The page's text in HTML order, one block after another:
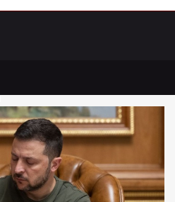
народовладдя на рівні